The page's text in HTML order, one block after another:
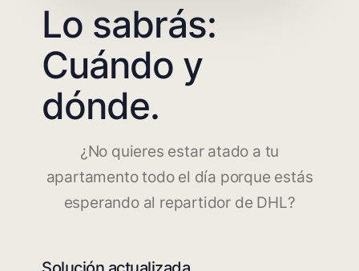
Lo sabrás:
Cuándo y
dónde.
¿No quieres estar atado a tu
apartamento todo el día porque estás
esperando al repartidor de DHL?